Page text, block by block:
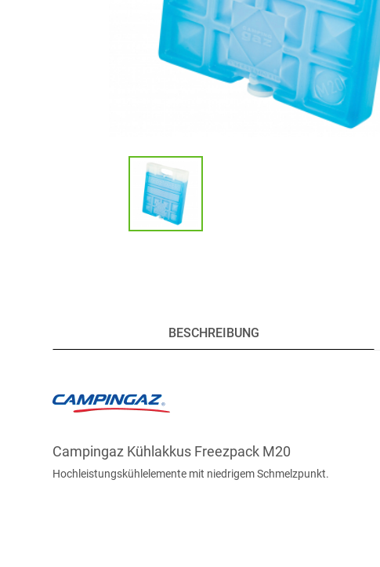
BESCHREIBUNG
Campingaz Kühlakkus Freezpack M20
Hochleistungskühlelemente mit niedrigem Schmelzpunkt.